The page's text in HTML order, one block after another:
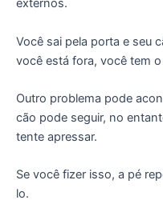
externos.
Você sai pela porta e seu
você está fora, você tem
Outro problema pode
cão pode seguir, no
tente apressar.
Se você fizer isso, a pé
lo.